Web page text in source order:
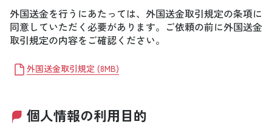
外国送金を行うにあたっては、外国送金取引規定の条項に
同意していただく必要があります。ご依頼の前に外国送金
取引規定の内容をご確認ください。
外国送金取引規定 (8MB)
個人情報の利用目的